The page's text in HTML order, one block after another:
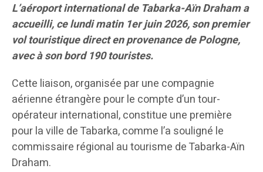
L’aéroport international de Tabarka-Aïn Draham a
accueilli, ce lundi matin 1er juin 2026, son premier
vol touristique direct en provenance de Pologne,
avec à son bord 190 touristes.
Cette liaison, organisée par une compagnie
aérienne étrangère pour le compte d’un tour-
opérateur international, constitue une première
pour la ville de Tabarka, comme l’a souligné le
commissaire régional au tourisme de Tabarka-Aïn
Draham.